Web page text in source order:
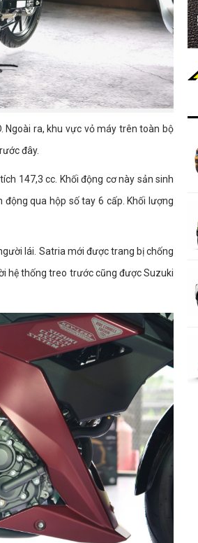
Ngoài ra, khu vực vỏ máy trên toàn bộ
đây.
147,3 cc. Khối động cơ này sản sinh
qua hộp số tay 6 cấp. Khối lượng
lái. Satria mới được trang bị chống
hệ thống treo trước cũng được Suzuki